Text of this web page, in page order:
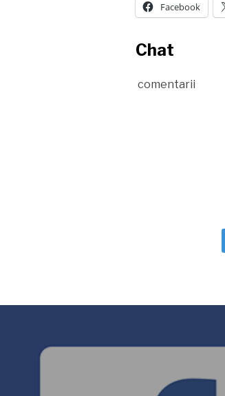
Facebook
Chat
comentarii